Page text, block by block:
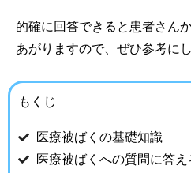
的確に回答できると患者さん
あがりますので、ぜひ参考に
もくじ
医療被ばくの基礎知識
医療被ばくへの質問に答え